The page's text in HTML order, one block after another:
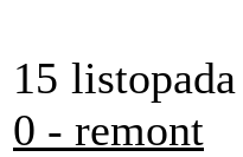
15
0 - remont